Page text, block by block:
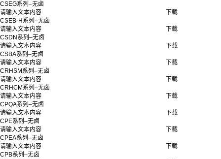
CSEG系列–无卤
请输入文本内容
CSEB-H系列–无卤
下载
请输入文本内容
CSDN系列–无卤
下载
请输入文本内容
CSBA系列–无卤
下载
请输入文本内容
CRHSM系列–无卤
下载
请输入文本内容
CRHCM系列–无卤
下载
请输入文本内容
CPQA系列–无卤
下载
请输入文本内容
CPE系列–无卤
下载
请输入文本内容
CPEA系列–无卤
下载
请输入文本内容
CPB系列–无卤
下载